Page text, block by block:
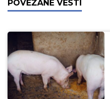
POVEZANE VESTI